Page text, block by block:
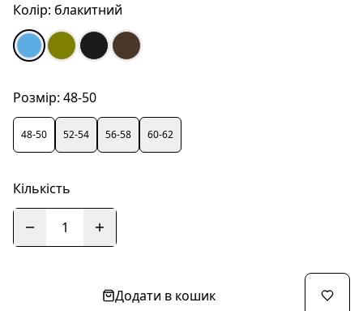
Колір: блакитний
Розмір: 48-50
48-50 52-54 56-58 60-62
Кількість
1
Додати в кошик